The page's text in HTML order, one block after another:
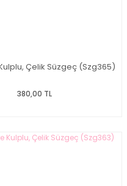
Çelik Süzgeç (Szg365)
380,00 TL